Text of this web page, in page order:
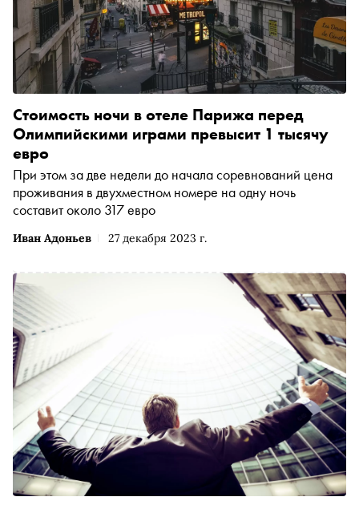
Иван Адоньев 27 декабря 2023 г.
Стоимость ночи в отеле Парижа перед
Олимпийскими играми превысит 1 тысячу
евро
При этом за две недели до начала соревнований цена
проживания в двухместном номере на одну ночь
составит около 317 евро